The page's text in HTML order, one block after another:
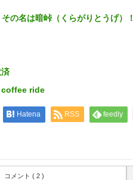
の名は暗峠（くらがりとうげ）！
coffee ride
Hatena RSS feedly
コメント ( 2 )